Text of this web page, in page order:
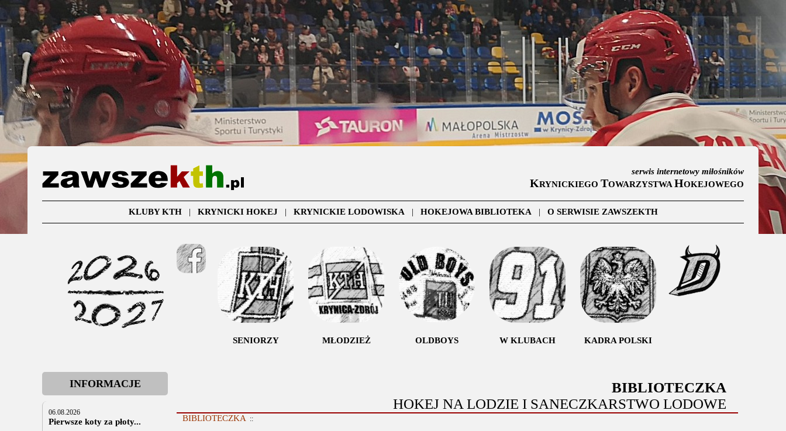
serwis internetowy miłośników
KRYNICKIEGO TOWARZYSTWA HOKEJOWEGO
KLUBY KTH| KRYNICKI HOKEJ | KRYNICKIE LODOWISKA | HOKEJOWA BIBLIOTEKA | O SERWISIE ZAWSZEKTH
SENIORZY MŁODZIEŻ OLDBOYS W KLUBACH KADRA POLSKI
INFORMACJE
06.08.2026
Pierwsze koty za płoty...
BIBLIOTECZKA
HOKEJ NA LODZIE I SANECZKARSTWO LODOWE
BIBLIOTECZKA ::